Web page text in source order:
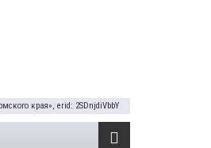
края», erid: 2SDnjdiVbbY